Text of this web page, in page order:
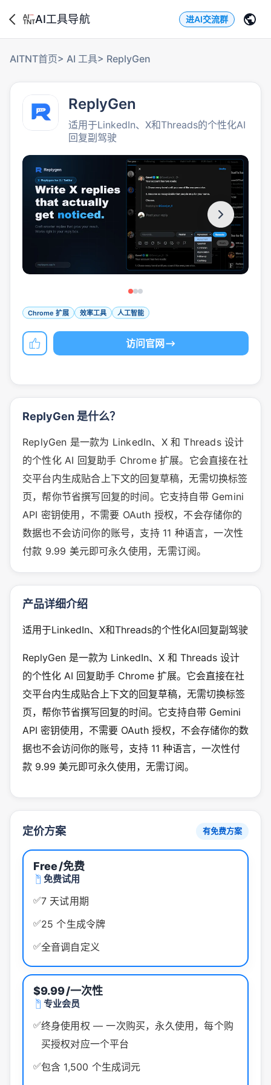
AI工具导航 进AI交流群
AITNT首页> AI 工具> ReplyGen
ReplyGen
适用于LinkedIn、X和Threads的个性化AI
回复副驾驶
Chrome 扩展 效率工具 人工智能
访问官网
ReplyGen 是什么？
ReplyGen 是一款为 LinkedIn、X 和 Threads 设计
的个性化 AI 回复助手 Chrome 扩展。它会直接在社
交平台内生成贴合上下文的回复草稿，无需切换标签
页，帮你节省撰写回复的时间。它支持自带 Gemini
API 密钥使用，不需要 OAuth 授权，不会存储你的
数据也不会访问你的账号，支持 11 种语言，一次性
付款 9.99 美元即可永久使用，无需订阅。
产品详细介绍
适用于LinkedIn、X和Threads的个性化AI回复副驾驶
ReplyGen 是一款为 LinkedIn、X 和 Threads 设计
的个性化 AI 回复助手 Chrome 扩展。它会直接在社
交平台内生成贴合上下文的回复草稿，无需切换标签
页，帮你节省撰写回复的时间。它支持自带 Gemini
API 密钥使用，不需要 OAuth 授权，不会存储你的数
据也不会访问你的账号，支持 11 种语言，一次性付
款 9.99 美元即可永久使用，无需订阅。
定价方案 有免费方案
Free/免费
免费试用
✅7 天试用期
✅25 个生成令牌
✅全音调自定义
$9.99/一次性
专业会员
✅终身使用权 — 一次购买，永久使用，每个购
买授权对应一个平台
✅包含 1,500 个生成词元